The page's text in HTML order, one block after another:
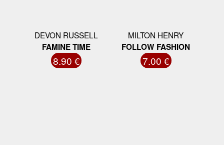
DEVON RUSSELL
FAMINE TIME
8.90 €
MILTON HENRY
FOLLOW FASHION
7.00 €